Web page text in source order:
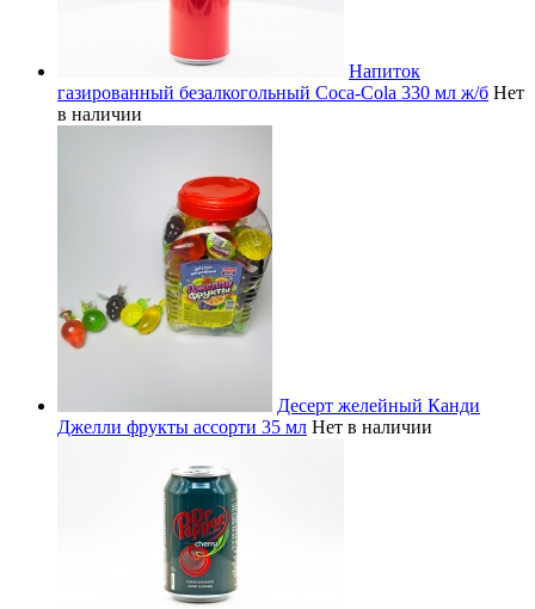
Напиток
газированный безалкогольный Coca-Cola 330 мл ж/б Нет
в наличии
Десерт желейный Канди
Джелли фрукты ассорти 35 мл Нет в наличии